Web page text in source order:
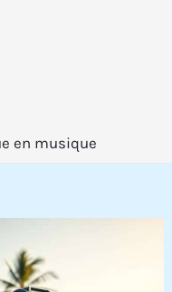
en musique